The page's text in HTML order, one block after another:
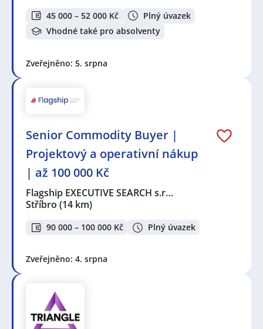
45 000 – 52 000 Kč
Plný úvazek
Vhodné také pro absolventy
Zveřejněno: 5. srpna
Senior Commodity Buyer |
Projektový a operativní nákup
| až 100 000 Kč
Flagship EXECUTIVE SEARCH s.r…
Stříbro (14 km)
90 000 – 100 000 Kč Plný úvazek
Zveřejněno: 4. srpna